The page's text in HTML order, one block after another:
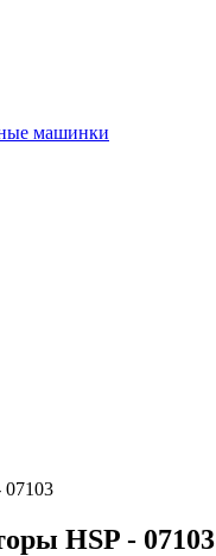
машинки
07103
HSP - 07103